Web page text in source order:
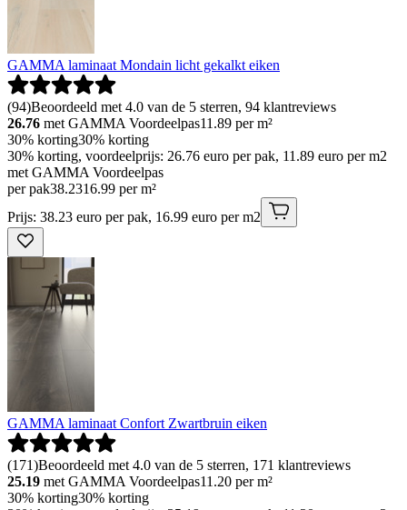
GAMMA laminaat Mondain licht gekalkt eiken
(94)Beoordeeld met 4.0 van de 5 sterren, 94 klantreviews
26.76 met GAMMA Voordeelpas11.89 per m²
30% korting30% korting
30% korting, voordeelprijs: 26.76 euro per pak, 11.89 euro per m2
met GAMMA Voordeelpas
per pak38.2316.99 per m²
Prijs: 38.23 euro per pak, 16.99 euro per m2
GAMMA laminaat Confort Zwartbruin eiken
(171)Beoordeeld met 4.0 van de 5 sterren, 171 klantreviews
25.19 met GAMMA Voordeelpas11.20 per m²
30% korting30% korting